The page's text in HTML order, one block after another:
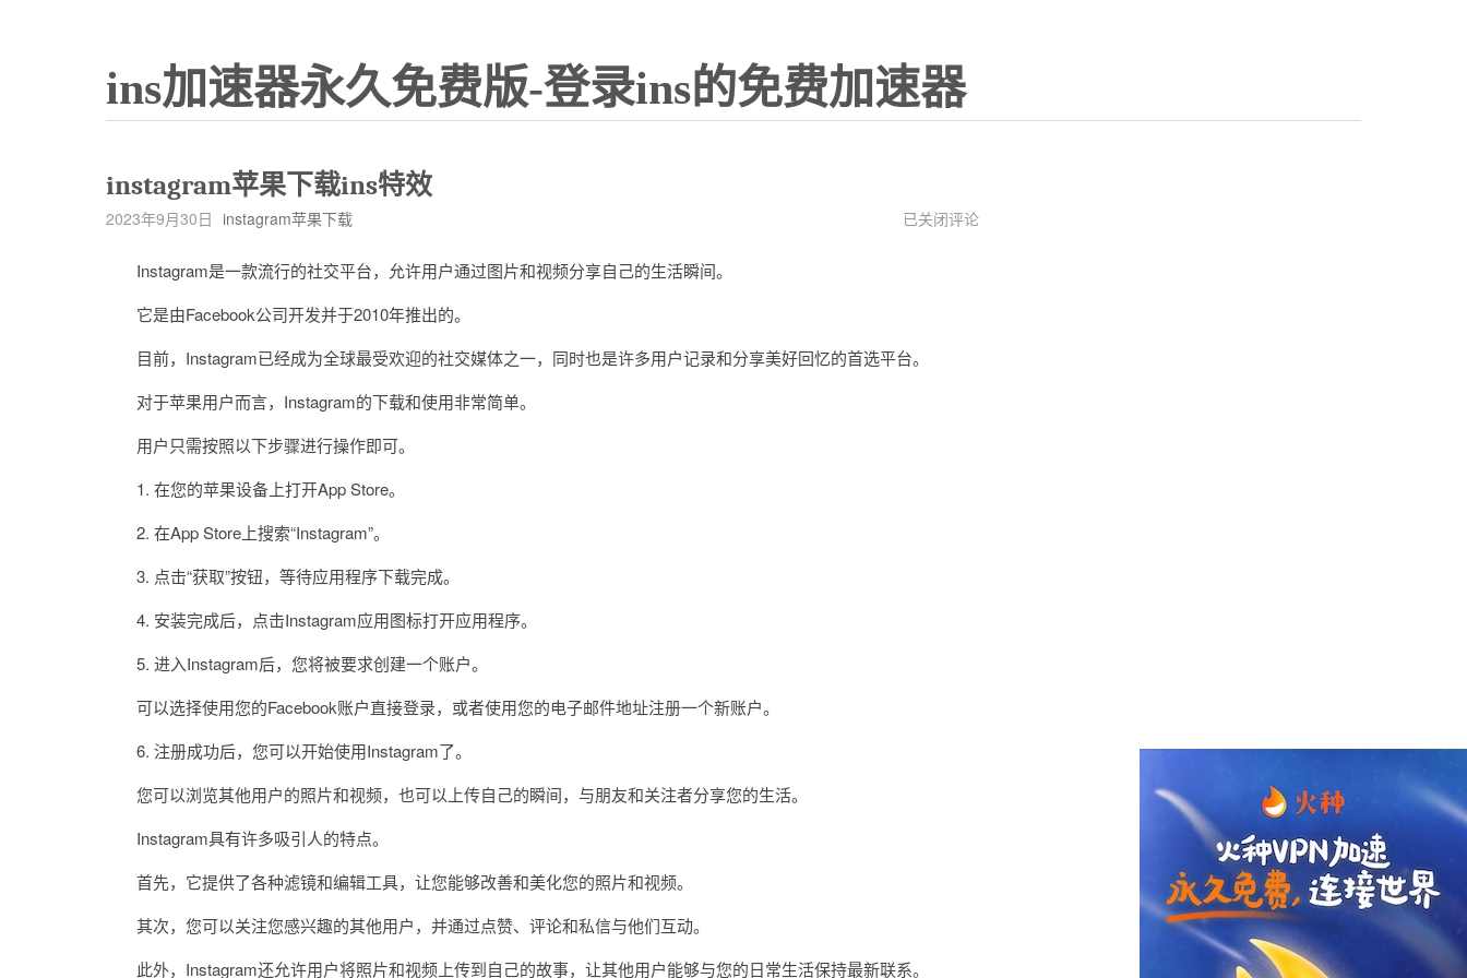
ins加速器永久免费版-登录ins的免费加速器
instagram苹果下载ins特效
2023年9月30日 instagram苹果下载
instagram
已关闭评论
Instagram是一款流行的社交平台，允许用户通过图片和视频分享自己的生活瞬间。
它是由Facebook公司开发并于2010年推出的。
目前，Instagram已经成为全球最受欢迎的社交媒体之一，同时也是许多用户记录和分享美好回忆的首选平台。
对于苹果用户而言，Instagram的下载和使用非常简单。
用户只需按照以下步骤进行操作即可。
1. 在您的苹果设备上打开App Store。
2. 在App Store上搜索“Instagram”。
3. 点击“获取”按钮，等待应用程序下载完成。
4. 安装完成后，点击Instagram应用图标打开应用程序。
5. 进入Instagram后，您将被要求创建一个账户。
可以选择使用您的Facebook账户直接登录，或者使用您的电子邮件地址注册一个新账户。
6. 注册成功后，您可以开始使用Instagram了。
您可以浏览其他用户的照片和视频，也可以上传自己的瞬间，与朋友和关注者分享您的生活。
Instagram具有许多吸引人的特点。
首先，它提供了各种滤镜和编辑工具，让您能够改善和美化您的照片和视频。
其次，您可以关注您感兴趣的其他用户，并通过点赞、评论和私信与他们互动。
此外，Instagram还允许用户将照片和视频上传到自己的故事，让其他用户能够与您的日常生活保持最新联系。